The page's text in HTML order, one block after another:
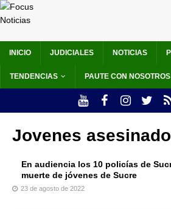
INICIO JUDICIALES NOTICIAS
TENDENCIAS PAUTE CON NOSOTROS
Jovenes
En audiencia los 10 policías de
muerte de jóvenes de Sucre
23 de agosto de 2022